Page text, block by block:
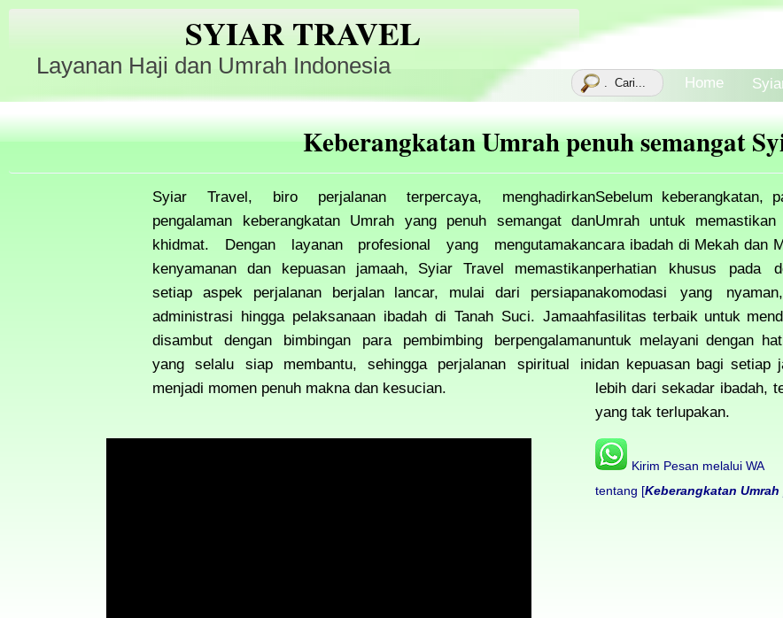
SYIAR TRAVEL
Layanan Haji dan Umrah Indonesia
Home
Keberangkatan Umrah penuh semangat
Syiar Travel, biro perjalanan terpercaya, menghadirkan
pengalaman keberangkatan Umrah yang penuh semangat dan
khidmat. Dengan layanan profesional yang mengutamakan
kenyamanan dan kepuasan jamaah, Syiar Travel memastikan
setiap aspek perjalanan berjalan lancar, mulai dari persiapan
administrasi hingga pelaksanaan ibadah di Tanah Suci. Jamaah
disambut dengan bimbingan para pembimbing berpengalaman
yang selalu siap membantu, sehingga perjalanan spiritual ini
menjadi momen penuh makna dan kesucian.
Sebelum keberangkatan,
Umrah untuk
cara ibadah di Mekah dan
perhatian khusus pada
akomodasi yang
fasilitas terbaik untuk
untuk melayani dengan
dan kepuasan bagi setiap
lebih dari sekadar ibadah,
yang tak terlupakan.
Kirim Pesan melalui WA
tentang [Keberangkatan